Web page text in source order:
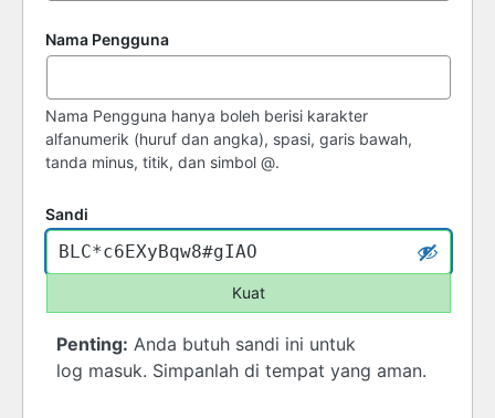
Nama Pengguna
Nama Pengguna hanya boleh berisi karakter
alfanumerik (huruf dan angka), spasi, garis bawah,
tanda minus, titik, dan simbol @.
Sandi
Kuat
Penting: Anda butuh sandi ini untuk
log masuk. Simpanlah di tempat yang aman.